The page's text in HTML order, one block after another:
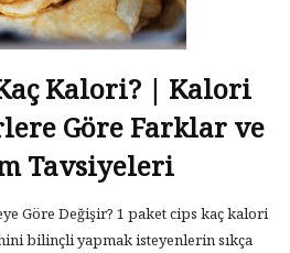
Kalori? | Kalori
Göre Farklar ve
Tavsiyeleri
Göre Değişir? 1 paket cips kaç kalori
bilinçli yapmak isteyenlerin sıkça